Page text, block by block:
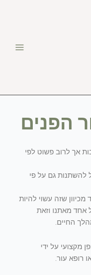
הפנים
אך לרוב פשוט לפי
להשתנות גם על פי
שזה עשוי להיות
אחד מאתנו וזאת
החיים.
מקצועי על ידי
רופא עור.